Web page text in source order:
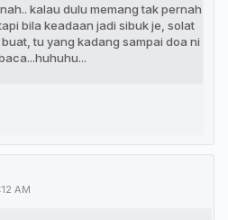
kalau dulu memang tak pernah
bila keadaan jadi sibuk je, solat
tu yang kadang sampai doa ni
AM